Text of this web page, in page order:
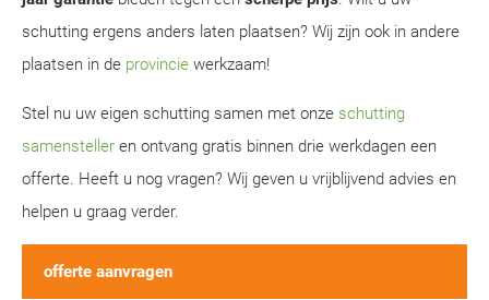
schutting ergens anders laten plaatsen? Wij zijn ook in andere
plaatsen in de provincie werkzaam!
Stel nu uw eigen schutting samen met onze schutting
samensteller en ontvang gratis binnen drie werkdagen een
offerte. Heeft u nog vragen? Wij geven u vrijblijvend advies en
helpen u graag verder.
offerte aanvragen